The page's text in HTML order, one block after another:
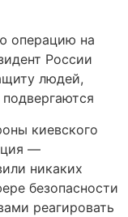
операцию на
России
людей,
киевского
—
никаких
безопасности
реагировать